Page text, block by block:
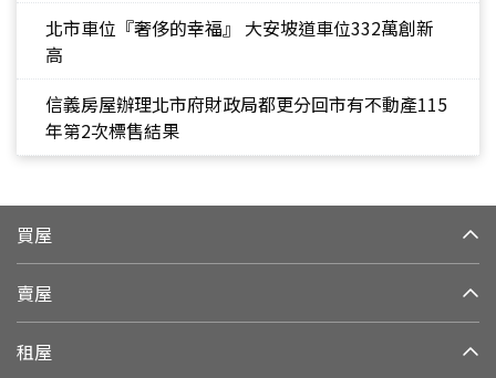
北市車位『奢侈的幸福』 大安坡道車位332萬創新
高
信義房屋辦理北市府財政局都更分回市有不動產115
年第2次標售結果
買屋
賣屋
租屋